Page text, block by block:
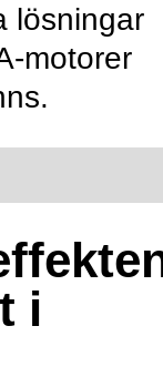
lösningar
motorer
i